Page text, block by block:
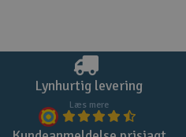
Lynhurtig levering
Læs mere